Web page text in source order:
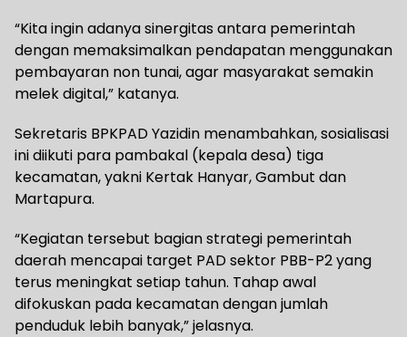
“Kita ingin adanya sinergitas antara pemerintah
dengan memaksimalkan pendapatan menggunakan
pembayaran non tunai, agar masyarakat semakin
melek digital,” katanya.
Sekretaris BPKPAD Yazidin menambahkan, sosialisasi
ini diikuti para pambakal (kepala desa) tiga
kecamatan, yakni Kertak Hanyar, Gambut dan
Martapura.
“Kegiatan tersebut bagian strategi pemerintah
daerah mencapai target PAD sektor PBB-P2 yang
terus meningkat setiap tahun. Tahap awal
difokuskan pada kecamatan dengan jumlah
penduduk lebih banyak,” jelasnya.